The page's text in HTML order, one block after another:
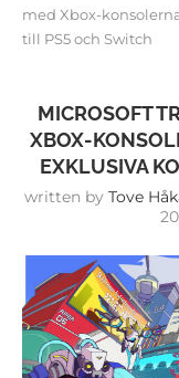
med Xbox-
till PS5 och Switch
MICROSOFT
XBOX-
EXKLUSIVA
written by Tove